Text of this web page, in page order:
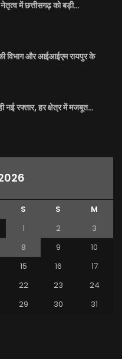
में छत्तीसगढ़ को बड़ी…
विभाग और आईआईएम रायपुर के
नई रफ्तार, हर क्षेत्र में मजबूत…
S S
M
1
2
3
8 9
10
15 16
17
22 23
24
29 30
31